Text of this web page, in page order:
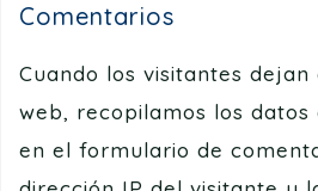
Comentarios
Cuando los visitantes
web, recopilamos los datos
en el formulario de